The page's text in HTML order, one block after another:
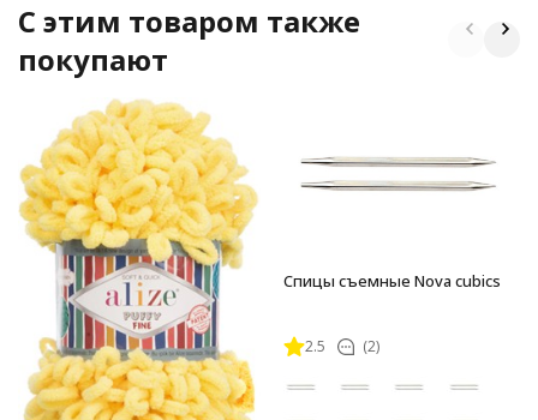
C этим товаром также
покупают
Спицы съемные Nova cubics
2.5 (2)